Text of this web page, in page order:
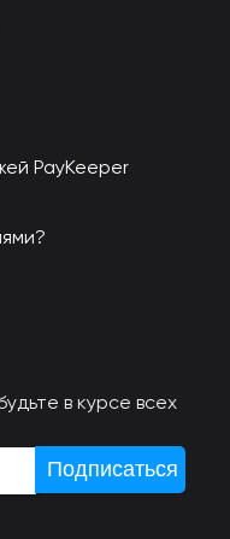
PayKeeper
в курсе всех